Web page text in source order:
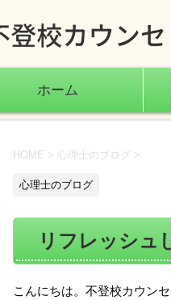
ホーム
HOME > 心理士のブログ >
心理士のブログ
リフレッシュ
こんにちは。不登校カウン